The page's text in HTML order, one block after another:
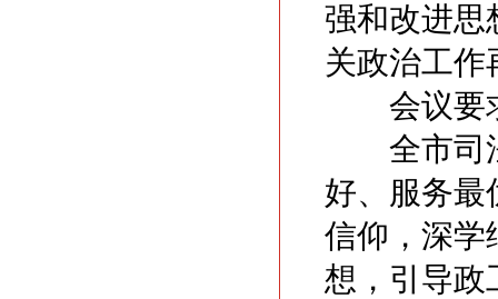
强和改进思
关政治工作
会议要
全市司法
好、服务最
信仰，深学
想，引导政